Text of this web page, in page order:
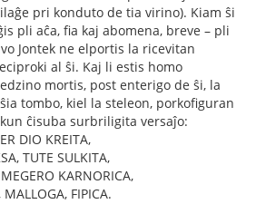
pri konduto de tia virino). Kiam ŝi
pli aĉa, fia kaj abomena, breve – pli
Jontek ne elportis la ricevitan
al ŝi. Kaj li estis homo
mortis, post enterigo de ŝi, la
tombo, kiel la steleon, porkofiguran
ĉisuba surbriligita versaĵo:
DIO KREITA,
TUTE SULKITA,
KARNORICA,
FIPICA.